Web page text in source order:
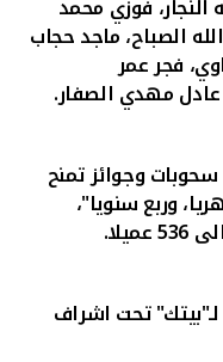
فوزي محمد
الصباح، ماجد حجاب
فجر عمر
عادل مهدي الصفار.
وجوائز تمنح
وربع سنويا"،
تحت اشراف